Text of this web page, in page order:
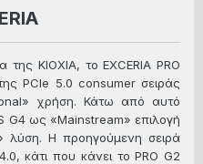
της KIOXIA, το EXCERIA PRO
PCIe 5.0 consumer σειράς
χρήση. Κάτω από αυτό
G4 ως «Mainstream» επιλογή
λύση. Η προηγούμενη σειρά
κάτι που κάνει το PRO G2